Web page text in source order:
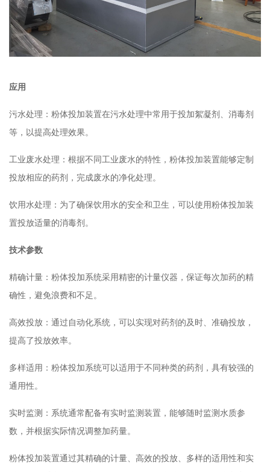
应用
污水处理：粉体投加装置在污水处理中常用于投加絮凝剂、消毒剂
等，以提高处理效果。
工业废水处理：根据不同工业废水的特性，粉体投加装置能够定制
投放相应的药剂，完成废水的净化处理。
饮用水处理：为了确保饮用水的安全和卫生，可以使用粉体投加装
置投放适量的消毒剂。
技术参数
精确计量：粉体投加系统采用精密的计量仪器，保证每次加药的精
确性，避免浪费和不足。
高效投放：通过自动化系统，可以实现对药剂的及时、准确投放，
提高了投放效率。
多样适用：粉体投加系统可以适用于不同种类的药剂，具有较强的
通用性。
实时监测：系统通常配备有实时监测装置，能够随时监测水质参
数，并根据实际情况调整加药量。
粉体投加装置通过其精确的计量、高效的投放、多样的适用性和实